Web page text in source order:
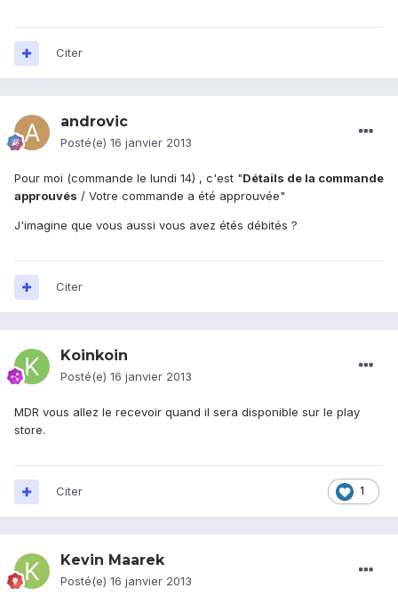
Citer
androvic
Posté(e) 16 janvier 2013
Pour moi (commande le lundi 14) , c'est "Détails de la commande
approuvés / Votre commande a été approuvée"
J'imagine que vous aussi vous avez étés débités ?
Citer
Koinkoin
Posté(e) 16 janvier 2013
MDR vous allez le recevoir quand il sera disponible sur le play
store.
1
Citer
Kevin Maarek
Posté(e) 16 janvier 2013